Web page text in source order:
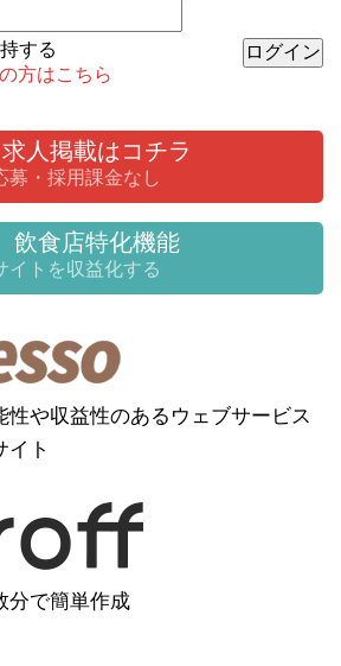
する
方はこちら
求人掲載はコチラ
募・採用課金なし
飲食店特化機能
イトを収益化する
性や収益性のあるウェブサービス
イト
分で簡単作成